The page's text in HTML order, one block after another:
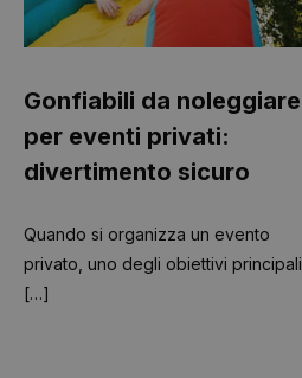
Gonfiabili da noleggiare
per eventi privati:
divertimento sicuro
Quando si organizza un evento
privato, uno degli obiettivi principali
[…]